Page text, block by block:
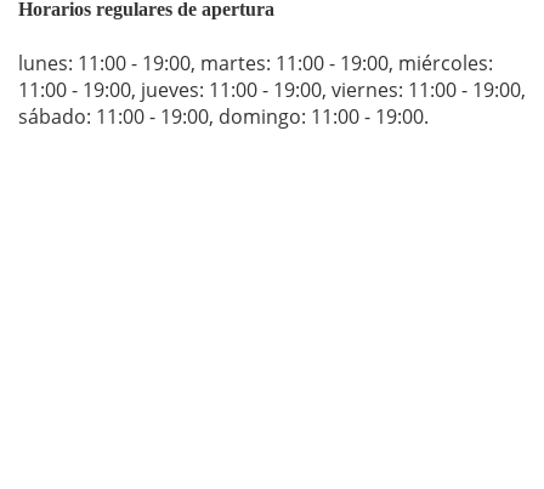
Horarios regulares de apertura
lunes: 11:00 - 19:00, martes: 11:00 - 19:00, miércoles:
11:00 - 19:00, jueves: 11:00 - 19:00, viernes: 11:00 - 19:00,
sábado: 11:00 - 19:00, domingo: 11:00 - 19:00.